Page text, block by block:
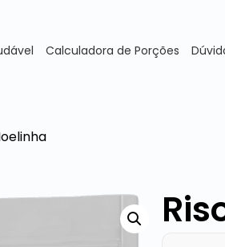
Calculadora de Porções